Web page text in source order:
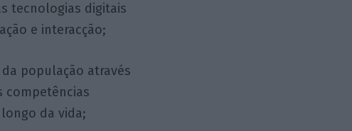
tecnologias digitais
e interacção;
população através
competências
da vida;